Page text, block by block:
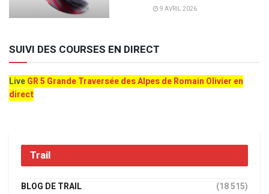
9 AVRIL 2026
SUIVI DES COURSES EN DIRECT
LiveGR 5 Grande Traversée des Alpes de Romain Olivier en
direct
Trail
BLOG DE TRAIL (18 515)